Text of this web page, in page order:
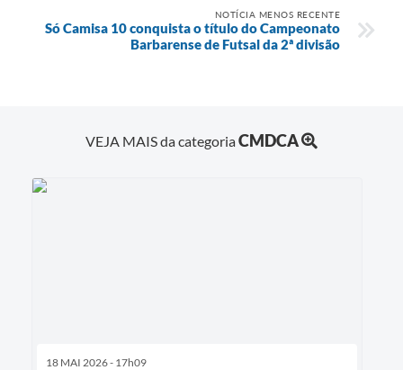
NOTÍCIA MENOS RECENTE
Só Camisa 10 conquista o título do Campeonato
Barbarense de Futsal da 2ª divisão
VEJA MAIS da categoriaCMDCA
18 MAI 2026 - 17h09